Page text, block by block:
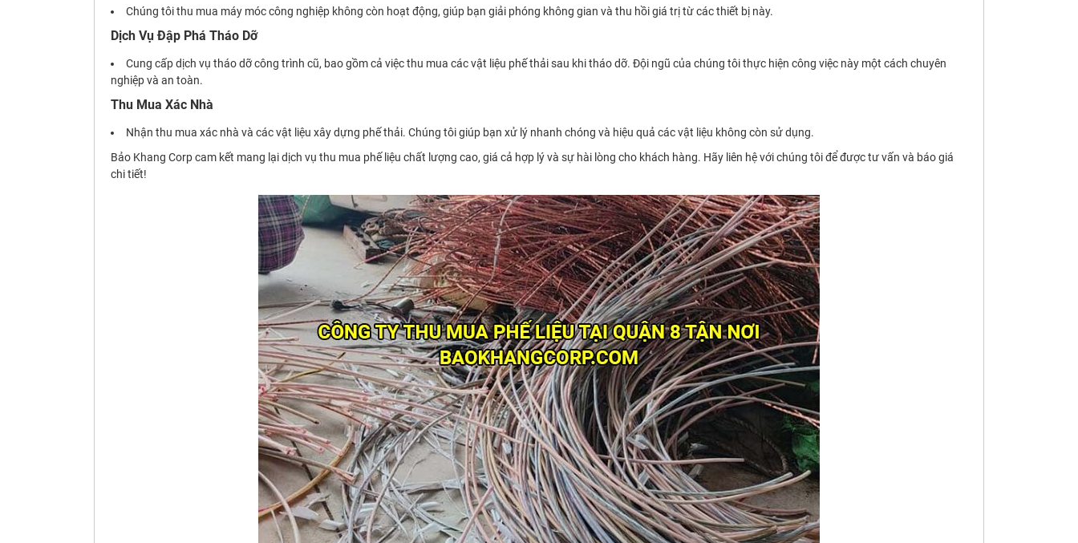
Chúng tôi thu mua máy móc công nghiệp không còn hoạt động, giúp bạn giải phóng không gian và thu hồi giá trị từ các thiết bị này.
Dịch Vụ Đập Phá Tháo Dỡ
Cung cấp dịch vụ tháo dỡ công trình cũ, bao gồm cả việc thu mua các vật liệu phế thải sau khi tháo dỡ. Đội ngũ của chúng tôi thực hiện công việc này một cách chuyên
nghiệp và an toàn.
Thu Mua Xác Nhà
Nhận thu mua xác nhà và các vật liệu xây dựng phế thải. Chúng tôi giúp bạn xử lý nhanh chóng và hiệu quả các vật liệu không còn sử dụng.
Bảo Khang Corp cam kết mang lại dịch vụ thu mua phế liệu chất lượng cao, giá cả hợp lý và sự hài lòng cho khách hàng. Hãy liên hệ với chúng tôi để được tư vấn và báo giá
chi tiết!